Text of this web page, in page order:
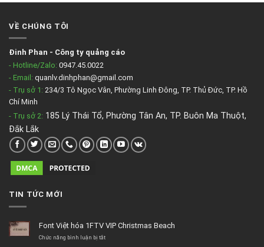
VỀ CHÚNG TÔI
Đinh Phan - Công ty quảng cáo
- Hotline/Zalo: 0947.45.0022
- Email: quanlv.dinhphan@gmail.com
- Trụ sở 1: 234/3 Tô Ngọc Vân, Phường Linh Đông, TP. Thủ Đức, TP. Hồ
Chí Minh
- Trụ sở 2: 185 Lý Thái Tổ, Phường Tân An, TP. Buôn Ma Thuột,
Đắk Lắk
TIN TỨC MỚI
Font Việt hóa 1FTV VIP Christmas Beach
Chức năng bình luận bị tắtở